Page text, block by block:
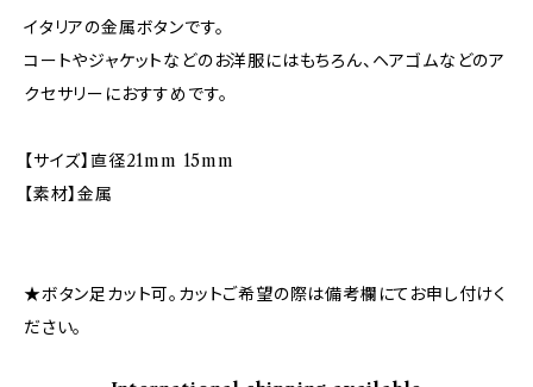
イタリアの金属ボタンです。
コートやジャケットなどのお洋服にはもちろん、ヘアゴムなどのア
クセサリーにおすすめです。
【サイズ】直径21mm 15mm
【素材】金属
★ボタン足カット可。カットご希望の際は備考欄にてお申し付けく
ださい。